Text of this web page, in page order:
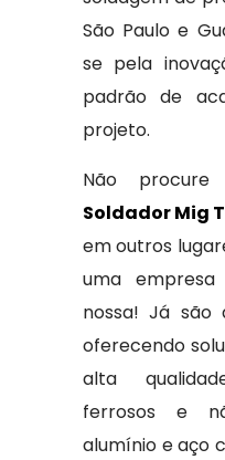
São Paulo e
se pela
padrão de
projeto.
Não
Soldador Mig
em outros
uma
nossa! Já são
oferecendo
alta
ferrosos e
alumínio e aço